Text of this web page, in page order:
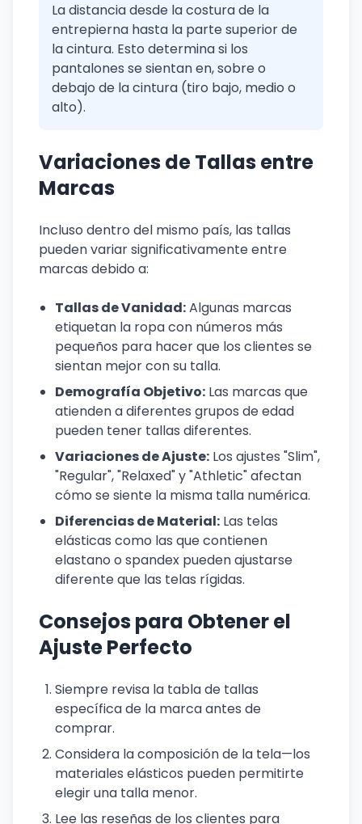
La distancia desde la costura de la
entrepierna hasta la parte superior de
la cintura. Esto determina si los
pantalones se sientan en, sobre o
debajo de la cintura (tiro bajo, medio o
alto).
Variaciones de Tallas entre
Marcas
Incluso dentro del mismo país, las tallas
pueden variar significativamente entre
marcas debido a:
Tallas de Vanidad:Algunas marcas
etiquetan la ropa con números más
pequeños para hacer que los clientes se
sientan mejor con su talla.
Demografía Objetivo: Las marcas que
atienden a diferentes grupos de edad
pueden tener tallas diferentes.
Variaciones de Ajuste: Los ajustes "Slim",
"Regular", "Relaxed" y "Athletic" afectan
cómo se siente la misma talla numérica.
Diferencias de Material: Las telas
elásticas como las que contienen
elastano o spandex pueden ajustarse
diferente que las telas rígidas.
Consejos para Obtener el
Ajuste Perfecto
Siempre revisa la tabla de tallas
específica de la marca antes de
comprar.
Considera la composición de la tela—los
materiales elásticos pueden permitirte
elegir una talla menor.
Lee las reseñas de los clientes para